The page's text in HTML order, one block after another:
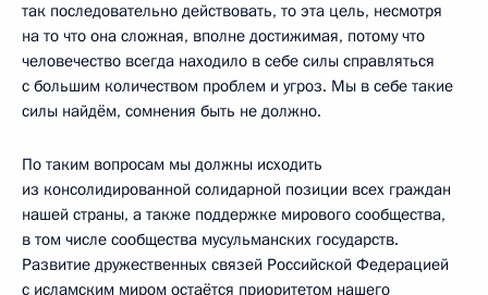
так последовательно действовать, то эта цель, несмотря
на то что она сложная, вполне достижимая, потому что
человечество всегда находило в себе силы справляться
с большим количеством проблем и угроз. Мы в себе такие
силы найдём, сомнения быть не должно.
По таким вопросам мы должны исходить
из консолидированной солидарной позиции всех граждан
нашей страны, а также поддержке мирового сообщества,
в том числе сообщества мусульманских государств.
Развитие дружественных связей Российской Федерацией
с исламским миром остаётся приоритетом нашего